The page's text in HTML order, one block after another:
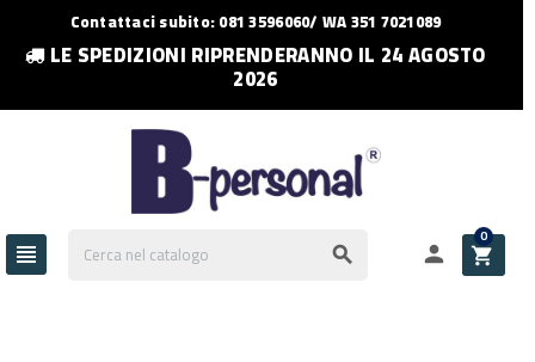
Contattaci subito: 081 3596060/ WA 351 7021089
LE SPEDIZIONI RIPRENDERANNO IL 24 AGOSTO
2026
   
0